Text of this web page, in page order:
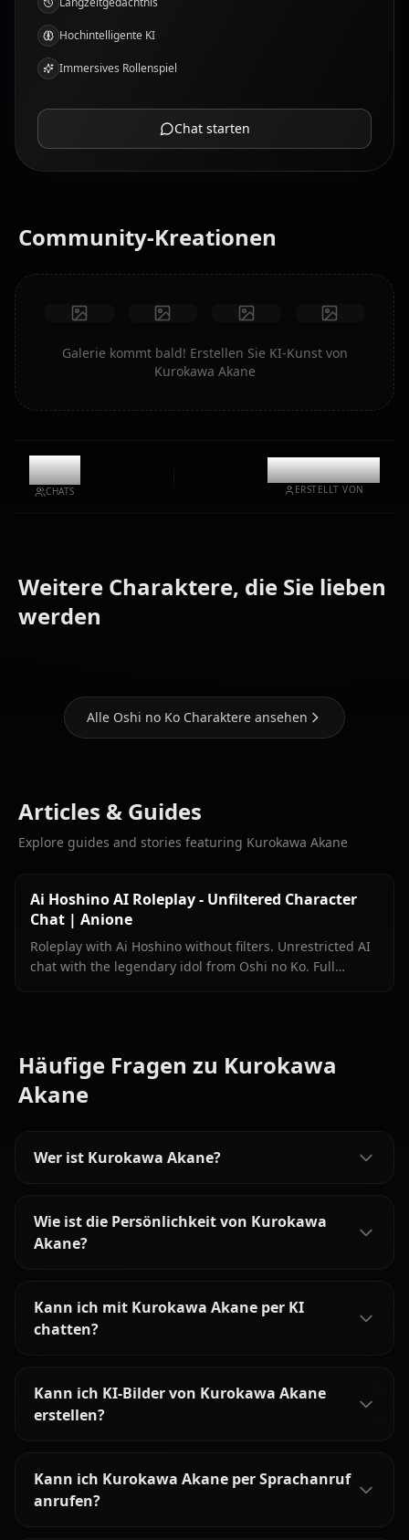
Hochintelligente KI
Immersives Rollenspiel
Chat starten
Community-Kreationen
Galerie kommt bald! Erstellen Sie KI-Kunst von
Kurokawa Akane
10k
CHATS
@kinayymon
ERSTELLT VON
Weitere Charaktere, die Sie lieben
werden
Alle Oshi no Ko Charaktere ansehen
Articles & Guides
Explore guides and stories featuring Kurokawa Akane
Ai Hoshino AI Roleplay - Unfiltered Character
Chat | Anione
Roleplay with Ai Hoshino without filters. Unrestricted AI
chat with the legendary idol from Oshi no Ko. Full
Häufige Fragen zu Kurokawa
Akane
Wer ist Kurokawa Akane?
Wie ist die Persönlichkeit von Kurokawa
Akane?
Kann ich mit Kurokawa Akane per KI
chatten?
Kann ich KI-Bilder von Kurokawa Akane
erstellen?
Kann ich Kurokawa Akane per Sprachanruf
anrufen?